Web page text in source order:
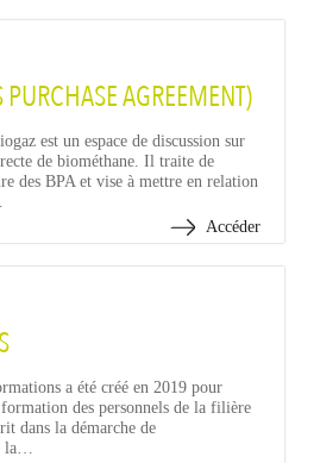
AGREEMENT)
est un espace de discussion sur
de biométhane. Il traite de
des BPA et vise à mettre en relation
Accéder
a été créé en 2019 pour
des personnels de la filière
dans la démarche de
la…